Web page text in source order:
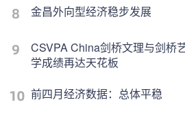
金昌外向型经济稳步发展
CSVPA China剑桥文理与剑桥
学成绩再达天花板
前四月经济数据：总体平稳